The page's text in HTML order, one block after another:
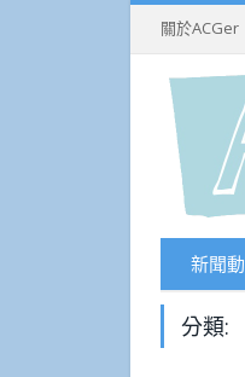
關於ACGer
新聞
分類: